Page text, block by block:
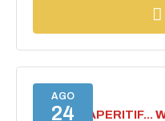
AGO
24
SECRET APERITIF...